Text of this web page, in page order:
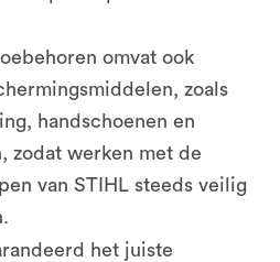
omvat ook
zoals
handschoenen en
zodat werken met de
van STIHL steeds veilig
het juiste